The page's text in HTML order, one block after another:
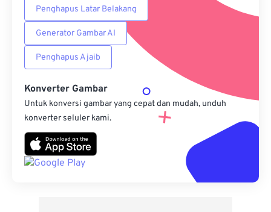
Penghapus Latar Belakang
Generator Gambar AI
Penghapus Ajaib
Konverter Gambar
Untuk konversi gambar yang cepat dan mudah, unduh
konverter seluler kami.